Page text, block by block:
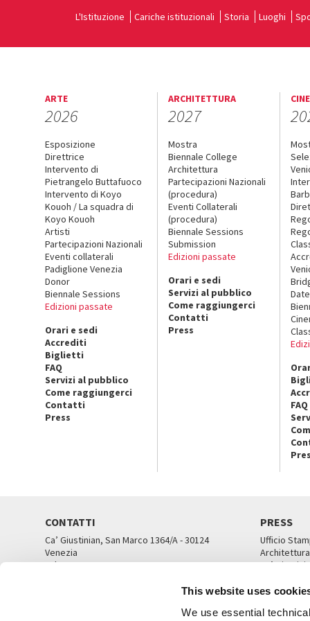
This website uses
We use essential
L'Istituzione Cariche istituzionali Storia Luoghi
ARTE
2026
Esposizione
Direttrice
Intervento di
Pietrangelo Buttafuoco
Intervento di Koyo
Kouoh / La squadra di
Koyo Kouoh
Artisti
Partecipazioni Nazionali
Eventi collaterali
Padiglione Venezia
Donor
Biennale Sessions
Edizioni passate
Orari e sedi
Accrediti
Biglietti
FAQ
Servizi al pubblico
Come raggiungerci
Contatti
Press
ARCHITETTURA
2027
Mostra
Biennale College
Architettura
Partecipazioni Nazionali
(procedura)
Eventi Collaterali
(procedura)
Biennale Sessions
Submission
Edizioni passate
Orari e sedi
Servizi al pubblico
Come raggiungerci
Contatti
Press
FAQ
CONTATTI
Ca’ Giustinian, San Marco 1364/A - 30124
Venezia
Tel. 041 5218711
PRESS
Ufficio
Architettura
Ca’
UFFICI